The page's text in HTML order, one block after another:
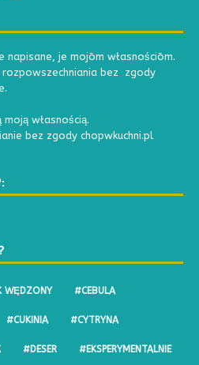
napisane, je mojōm własnościōm.
bez zgody
własnością.
bez zgody chopwkuchni.pl
WĘDZONY #CEBULA
#CUKINIA #CYTRYNA
#DESER #EKSPERYMENTALNIE